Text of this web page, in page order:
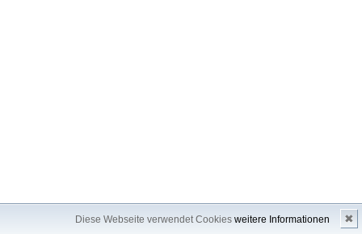
Diese Webseite verwendet Cookies weitere Informationen ✖